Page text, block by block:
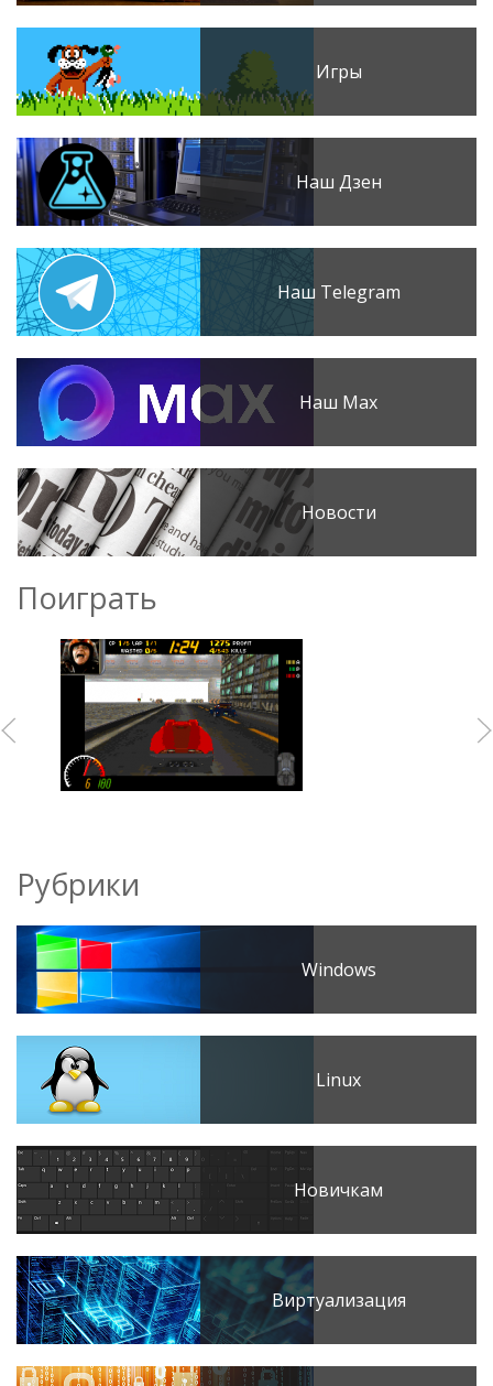
Игры
Наш Дзен
Наш Telegram
Наш Max
Новости
Поиграть
Рубрики
Windows
Linux
Новичкам
Виртуализация